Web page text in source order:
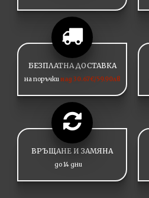
БЕЗПЛАТНА ДОСТАВКА
на поръчки над 30.67€/59.90лв
ВРЪЩАНЕ И ЗАМЯНА
до 14 дни